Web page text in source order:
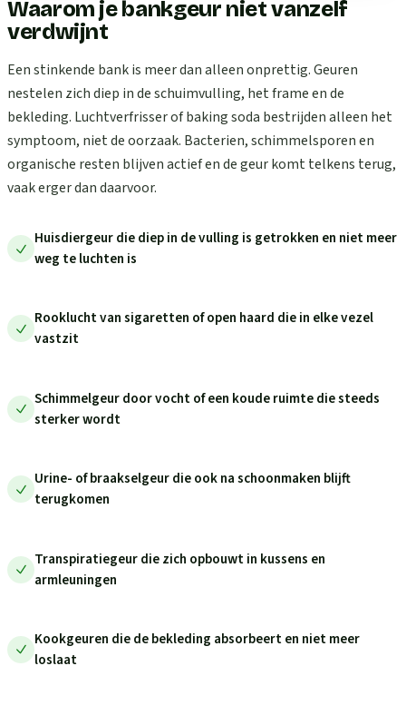
Waarom je bankgeur niet vanzelf
verdwijnt
Een stinkende bank is meer dan alleen onprettig. Geuren
nestelen zich diep in de schuimvulling, het frame en de
bekleding. Luchtverfrisser of baking soda bestrijden alleen het
symptoom, niet de oorzaak. Bacterien, schimmelsporen en
organische resten blijven actief en de geur komt telkens terug,
vaak erger dan daarvoor.
Huisdiergeur die diep in de vulling is getrokken en niet meer
weg te luchten is
Rooklucht van sigaretten of open haard die in elke vezel
vastzit
Schimmelgeur door vocht of een koude ruimte die steeds
sterker wordt
Urine- of braakselgeur die ook na schoonmaken blijft
terugkomen
Transpiratiegeur die zich opbouwt in kussens en
armleuningen
Kookgeuren die de bekleding absorbeert en niet meer
loslaat